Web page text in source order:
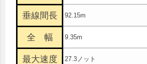
垂線間長 92.15m
全 幅 9.35m
最大速度 27.3ノット